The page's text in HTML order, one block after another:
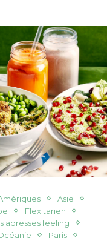
Asie
Flexitarien
adresses feeling
Paris